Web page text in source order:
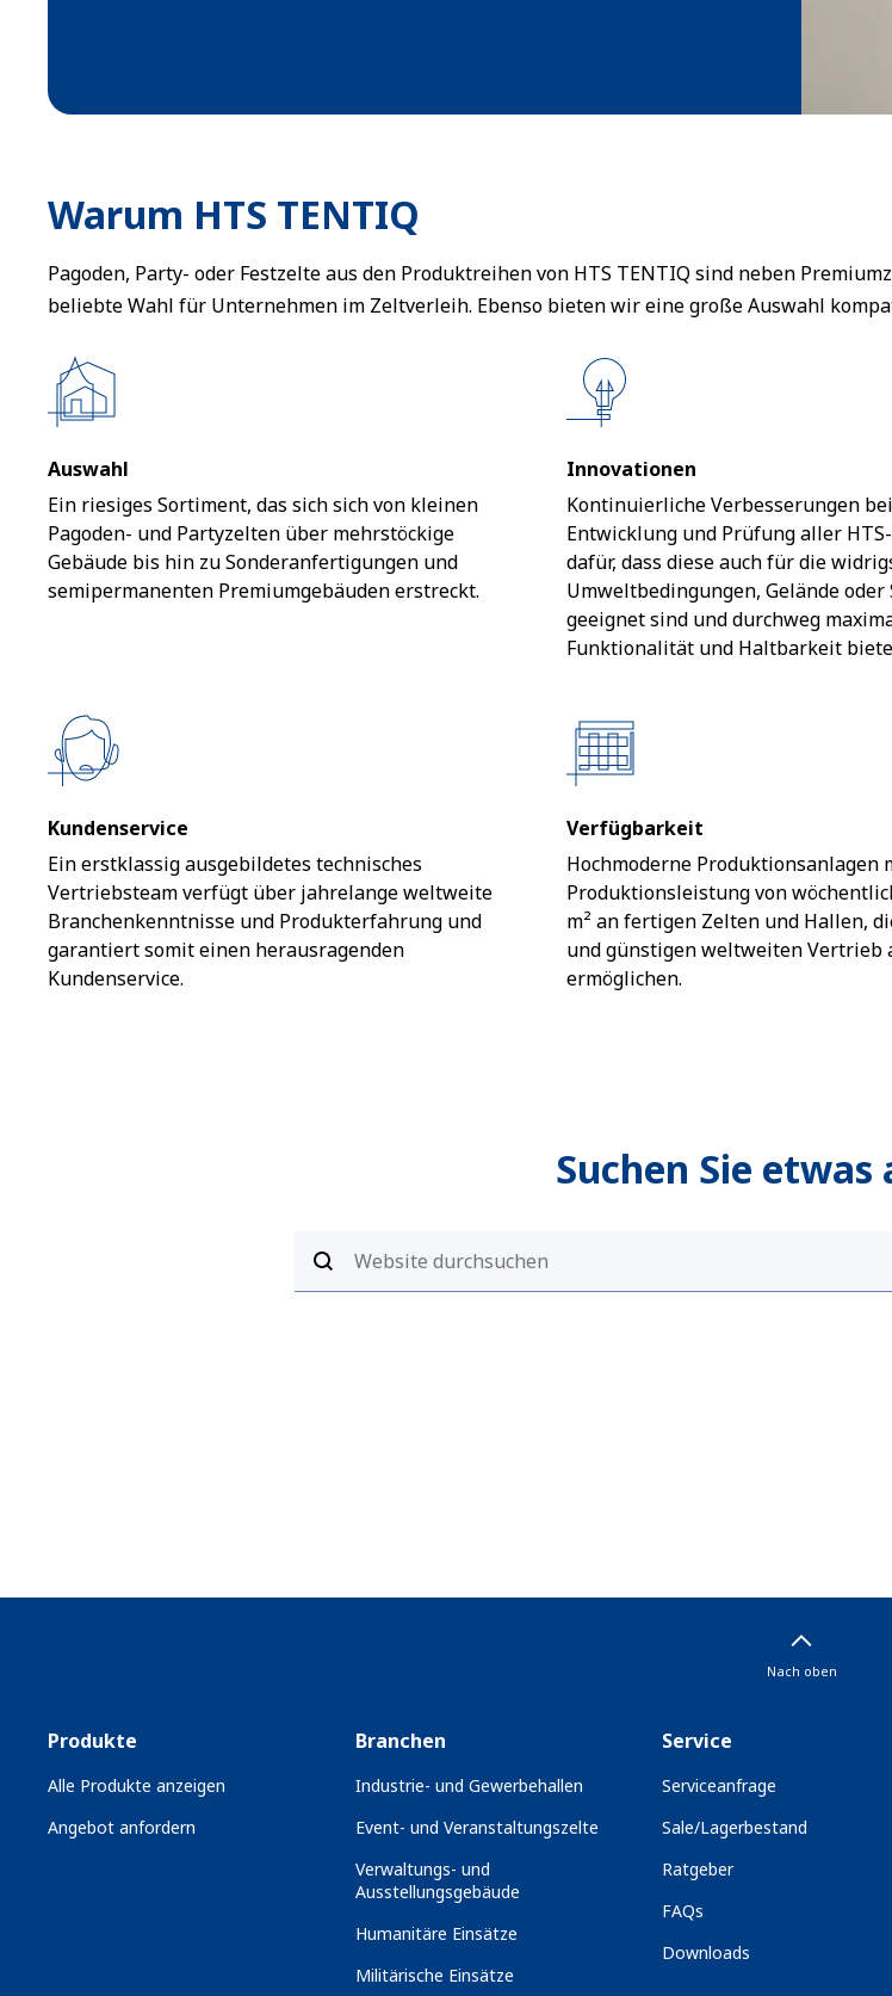
Warum HTS TENTIQ
Pagoden, Party- oder Festzelte aus den Produktreihen von HTS TENTIQ sind neben
beliebte Wahl für Unternehmen im Zeltverleih. Ebenso bieten wir eine große Auswahl
Auswahl
Ein riesiges Sortiment, das sich sich von kleinen
Pagoden- und Partyzelten über mehrstöckige
Gebäude bis hin zu Sonderanfertigungen und
semipermanenten Premiumgebäuden erstreckt.
Innovationen
Kontinuierliche Verbesserungen
Entwicklung und Prüfung aller
dafür, dass diese auch für die
Umweltbedingungen, Gelände
geeignet sind und durchweg
Funktionalität und Haltbarkeit
Kundenservice
Ein erstklassig ausgebildetes technisches
Vertriebsteam verfügt über jahrelange weltweite
Branchenkenntnisse und Produkterfahrung und
garantiert somit einen herausragenden
Kundenservice.
Verfügbarkeit
Hochmoderne Produktionsanlagen
Produktionsleistung von
m² an fertigen Zelten und Hallen,
und günstigen weltweiten Vertrieb
ermöglichen.
Suchen Sie etwas
Nach oben
Produkte
Alle Produkte anzeigen
Angebot anfordern
Branchen
Industrie- und Gewerbehallen
Event- und Veranstaltungszelte
Verwaltungs- und
Ausstellungsgebäude
Humanitäre Einsätze
Militärische Einsätze
Service
Serviceanfrage
Sale/Lagerbestand
Ratgeber
FAQs
Downloads